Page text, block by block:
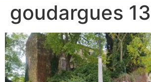
goudargues